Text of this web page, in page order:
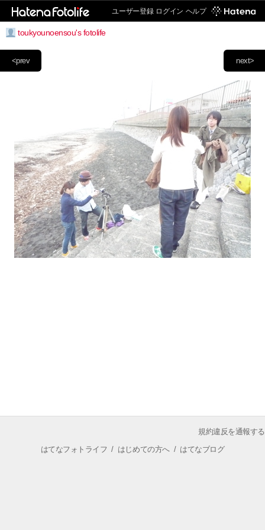
ユーザー登録 ログイン ヘルプ
toukyounoensou's fotolife
next>
<prev
規約違反を通報する
はてなフォトライフ / はじめての方へ/ はてなブログ